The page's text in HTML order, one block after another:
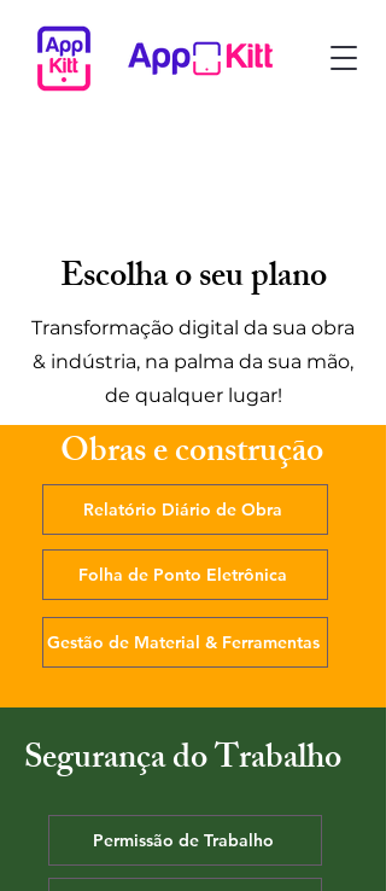
Escolha o seu plano
Transformação digital da sua obra
& indústria, na palma da sua mão,
de qualquer lugar!
Relatório Diário de Obra
Folha de Ponto Eletrônica
Gestão de Material & Ferramentas
Obras e construção
Segurança do Trabalho
Permissão de Trabalho